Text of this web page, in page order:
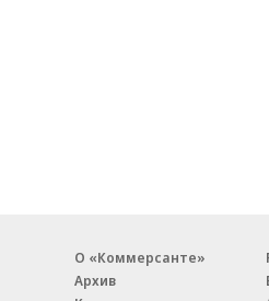
О «Коммерсанте»
Архив